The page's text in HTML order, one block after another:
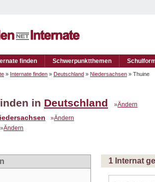
finden Schwerpunktthemen
» Internate finden » Deutschland » Niedersachsen » Thuine
in Deutschland »Ändern
»Ändern
»Ändern
1 Internat